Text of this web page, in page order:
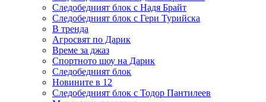
Следобедният блок с Надя Брайт
Следобедният блок с Гери Турийска
В тренда
Агросвят по Дарик
Време за джаз
Спортното шоу на Дарик
Следобедният блок
Новините в 12
Следобедният блок с Тодор Пантилеев